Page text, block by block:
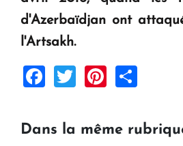
d'Azerbaïdjan ont
l'Artsakh.
Facebook
TwitterPinterest
Dans la même